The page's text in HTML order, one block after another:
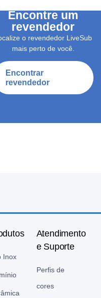
Encontre um
revendedor
o revendedor LiveSub
mais perto de você.
Encontrar
revendedor
Inox
Atendimento
e Suporte
Perfis de
cores